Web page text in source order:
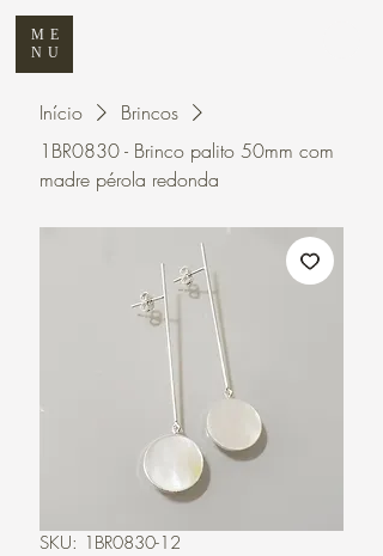
ME
NU
Início
Brincos
1BR0830 - Brinco palito 50mm com
madre pérola redonda
SKU: 1BR0830-12